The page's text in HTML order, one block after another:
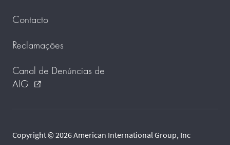
Contacto
Reclamações
Canal de Denúncias de
AIG
external_link
Copyright © 2026 American International Group, Inc